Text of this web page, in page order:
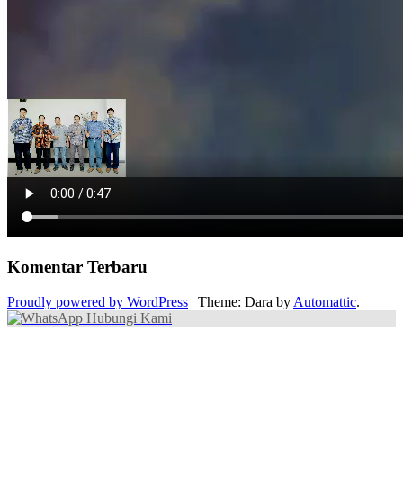
Komentar Terbaru
Proudly powered by WordPress | Theme: Dara by Automattic.
Hubungi Kami